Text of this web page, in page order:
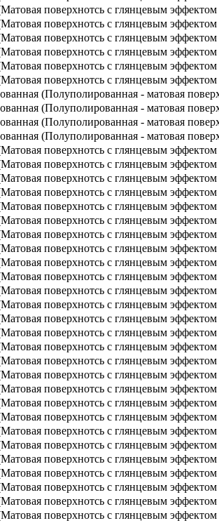
поверхнотсь с глянцевым эффектом
поверхнотсь с глянцевым эффектом
поверхнотсь с глянцевым эффектом
поверхнотсь с глянцевым эффектом
поверхнотсь с глянцевым эффектом
поверхнотсь с глянцевым эффектом
(Полуполированная - матовая
(Полуполированная - матовая
(Полуполированная - матовая
(Полуполированная - матовая
поверхнотсь с глянцевым эффектом
поверхнотсь с глянцевым эффектом
поверхнотсь с глянцевым эффектом
поверхнотсь с глянцевым эффектом
поверхнотсь с глянцевым эффектом
поверхнотсь с глянцевым эффектом
поверхнотсь с глянцевым эффектом
поверхнотсь с глянцевым эффектом
поверхнотсь с глянцевым эффектом
поверхнотсь с глянцевым эффектом
поверхнотсь с глянцевым эффектом
поверхнотсь с глянцевым эффектом
поверхнотсь с глянцевым эффектом
поверхнотсь с глянцевым эффектом
поверхнотсь с глянцевым эффектом
поверхнотсь с глянцевым эффектом
поверхнотсь с глянцевым эффектом
поверхнотсь с глянцевым эффектом
поверхнотсь с глянцевым эффектом
поверхнотсь с глянцевым эффектом
поверхнотсь с глянцевым эффектом
поверхнотсь с глянцевым эффектом
поверхнотсь с глянцевым эффектом
поверхнотсь с глянцевым эффектом
поверхнотсь с глянцевым эффектом
поверхнотсь с глянцевым эффектом
поверхнотсь с глянцевым эффектом